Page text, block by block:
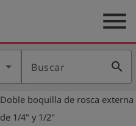
menu
Buscar search
Doble boquilla de rosca externa
de 1/4" y 1/2"